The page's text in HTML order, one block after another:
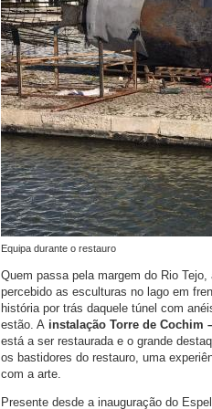
Equipa durante o restauro
Quem passa pela margem do Rio
percebido as esculturas no lago em
história por trás daquele túnel com
estão. A instalação Torre de Cochim
está a ser restaurada e o grande
os bastidores do restauro, uma
com a arte.
Presente desde a inauguração do